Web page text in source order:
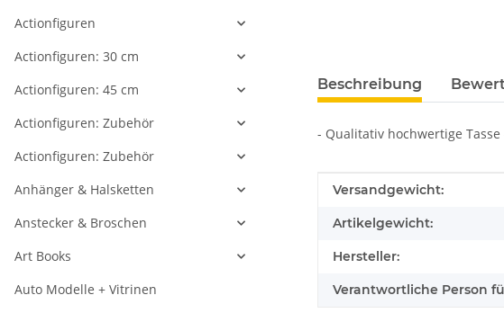
weitere Registerkarten anzeigen
Beschreibung
- Qualitativ hochwertige
Produkteigenschaft
Wert
Versandgewicht:
Artikelgewicht:
Hersteller:
Verantwortliche Person
Actionfiguren
Actionfiguren: 30 cm
Actionfiguren: 45 cm
Actionfiguren: Zubehör
Actionfiguren: Zubehör
Anhänger & Halsketten
Anstecker & Broschen
Art Books
Auto Modelle + Vitrinen